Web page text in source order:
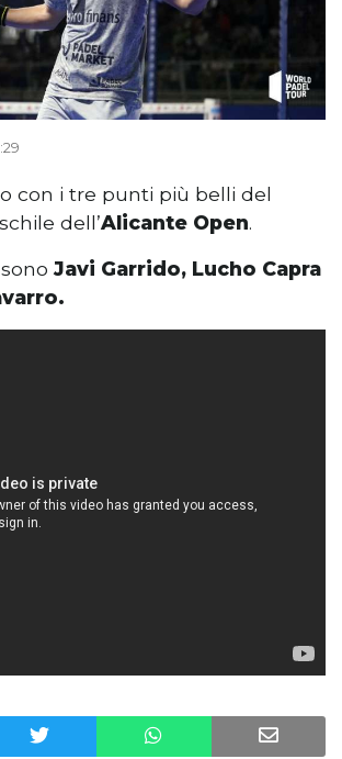
con i tre punti più belli del
dell’Alicante Open.
Javi Garrido, Lucho Capra